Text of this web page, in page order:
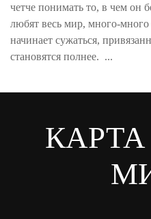
четче понимать то, в чем он
любят весь мир, много-много
начинает сужаться,
становятся полнее. ...